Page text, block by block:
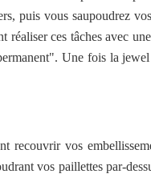
puis vous saupoudrez
réaliser ces tâches avec
Une fois la
recouvrir vos
vos paillettes par-